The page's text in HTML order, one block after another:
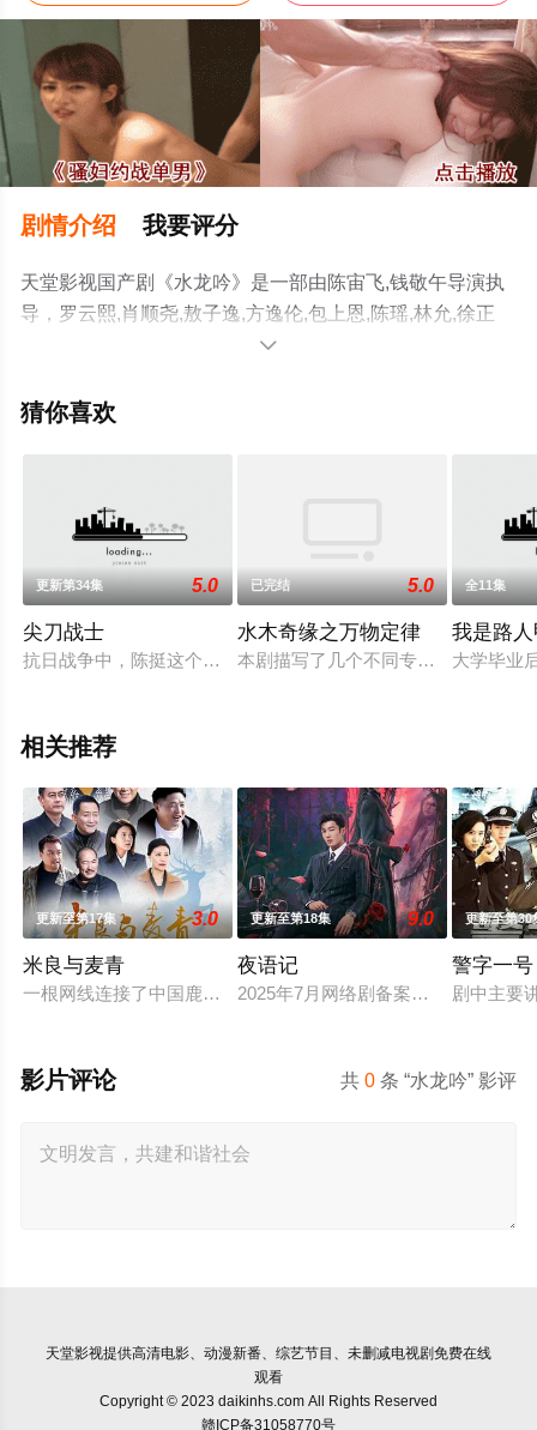
剧情介绍 我要评分
天堂影视国产剧《水龙吟》是一部由陈宙飞,钱敬午导演执
导，罗云熙,肖顺尧,敖子逸,方逸伦,包上恩,陈瑶,林允,徐正
溪,王以纶,谢彬彬,姜贞羽,白澍,李家豪,杨仕泽,常华森,夏之
睿,修庆,崔鹏,卢星宇,刘昱晗,张垒,陈博豪,杜雨宸,侯桐江,李
情信息可移步至豆瓣电视剧、电视猫或剧情网等平台了

猜你喜欢
更新第34集 5.0
尖刀战士
抗日战争中，陈挺这个曾经受西方文化熏陶，也同样接受了共
已完结 5.0
水木奇缘之万物定律
本剧描写了几个不同专业背景的大学
全11集
我是路
大学毕业
相关推荐
更新至第17集 3.0
米良与麦青
一根网线连接了中国鹿鸣村和英国牛津，麦香通过视频向米良
更新至第18集 9.0
夜语记
2025年7月网络剧备案当代 都市 海南
更新至第30
警字一号
剧中主要
共0 条 “水龙吟” 影评
影片评论
天堂影视提供高清电影、动漫新番、综艺节目、未删减电视剧免费在线
观看
Copyright © 2023 daikinhs.com All Rights Reserved
赣ICP备31058770号